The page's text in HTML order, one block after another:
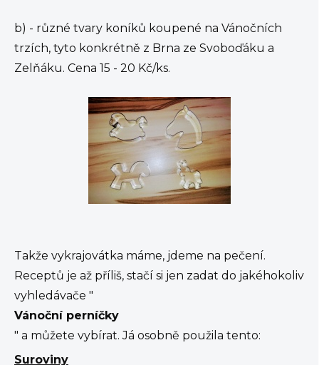
b) - různé tvary koníků koupené na Vánočních
trzích, tyto konkrétně z Brna ze Svoboďáku a
Zelňáku. Cena 15 - 20 Kč/ks.
Takže vykrajovátka máme, jdeme na pečení.
Receptů je až příliš, stačí si jen zadat do jakéhokoliv
vyhledávače "
Vánoční perníčky
" a můžete vybírat. Já osobně použila tento:
Suroviny